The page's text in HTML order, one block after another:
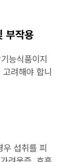
부작용
능식품이지
려해야 합니
섭취를 피